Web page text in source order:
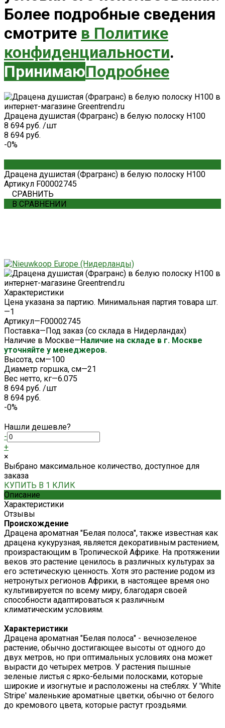
Более подробные сведения
смотрите в Политике
конфиденциальности.
ПринимаюПодробнее
Драцена душистая (Фрагранс) в белую полоску H100
8 694 руб. /шт
8 694 руб.
-0%
Драцена душистая (Фрагранс) в белую полоску H100
Артикул F00002745
СРАВНИТЬ
В СРАВНЕНИИ
Характеристики
Цена указана за партию. Минимальная партия товара шт.
—1
Артикул—F00002745
Поставка—Под заказ (со склада в Нидерландах)
Наличие в Москве—Наличие на складе в г. Москве
уточняйте у менеджеров.
Высота, см—100
Диаметр горшка, см—21
Вес нетто, кг—6.075
8 694 руб. /шт
8 694 руб.
-0%
Нашли дешевле?
-
+
×
Выбрано максимальное количество, доступное для
заказа
КУПИТЬ В 1 КЛИК
Описание
Характеристики
Отзывы
Происхождение
Драцена ароматная "Белая полоса", также известная как
драцена кукурузная, является декоративным растением,
произрастающим в Тропической Африке. На протяжении
веков это растение ценилось в различных культурах за
его эстетическую ценность. Хотя это растение родом из
нетронутых регионов Африки, в настоящее время оно
культивируется по всему миру, благодаря своей
способности адаптироваться к различным
климатическим условиям.
Характеристики
Драцена ароматная "Белая полоса" - вечнозеленое
растение, обычно достигающее высоты от одного до
двух метров, но при оптимальных условиях она может
вырасти до четырех метров. У растения пышные
зеленые листья с ярко-белыми полосками, которые
широкие и изогнутые и расположены на стеблях. У 'White
Stripe' маленькие ароматные цветки, обычно от белого
до кремового цвета, которые растут гроздьями.